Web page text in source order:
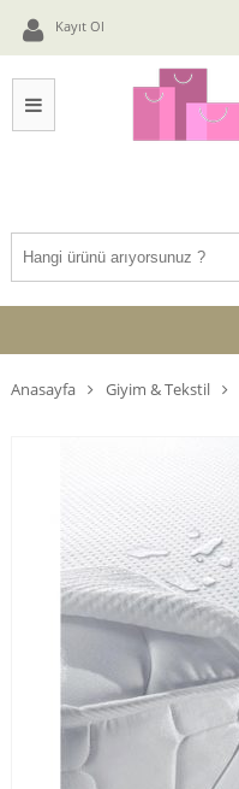
Kayıt Ol
Anasayfa Giyim & Tekstil